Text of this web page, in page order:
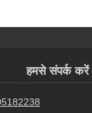
हमसे संपर्क करें